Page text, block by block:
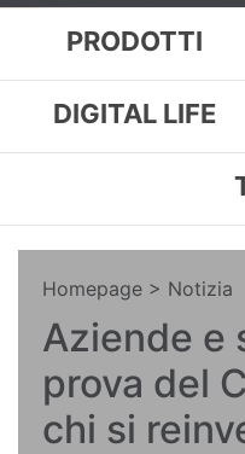
PRODOTTI
DIGITAL LIFE
Homepage > Notizia
Aziende e
prova del
chi si